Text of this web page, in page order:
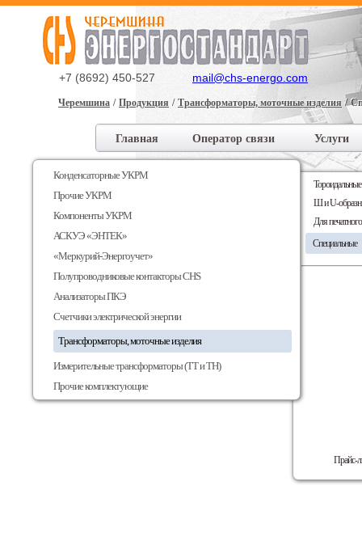
+7 (8692) 450-527 mail@chs-energo.com
Главная Оператор связи Услуги
Черемшина Продукция Трансформаторы, моточные изделия
Конденсаторные УКРМ
Прочие УКРМ
Компоненты УКРМ
АСКУЭ «ЭНТЕК»
«Меркурий-Энергоучет»
Полупроводниковые контакторы CHS
Анализаторы ПКЭ
Счетчики электрической энергии
Трансформаторы, моточные изделия
Измерительные трансформаторы (ТТ и ТН)
Прочие комплектующие
Тороидальные
Ш и U-
Для
Специальные
Прайс-